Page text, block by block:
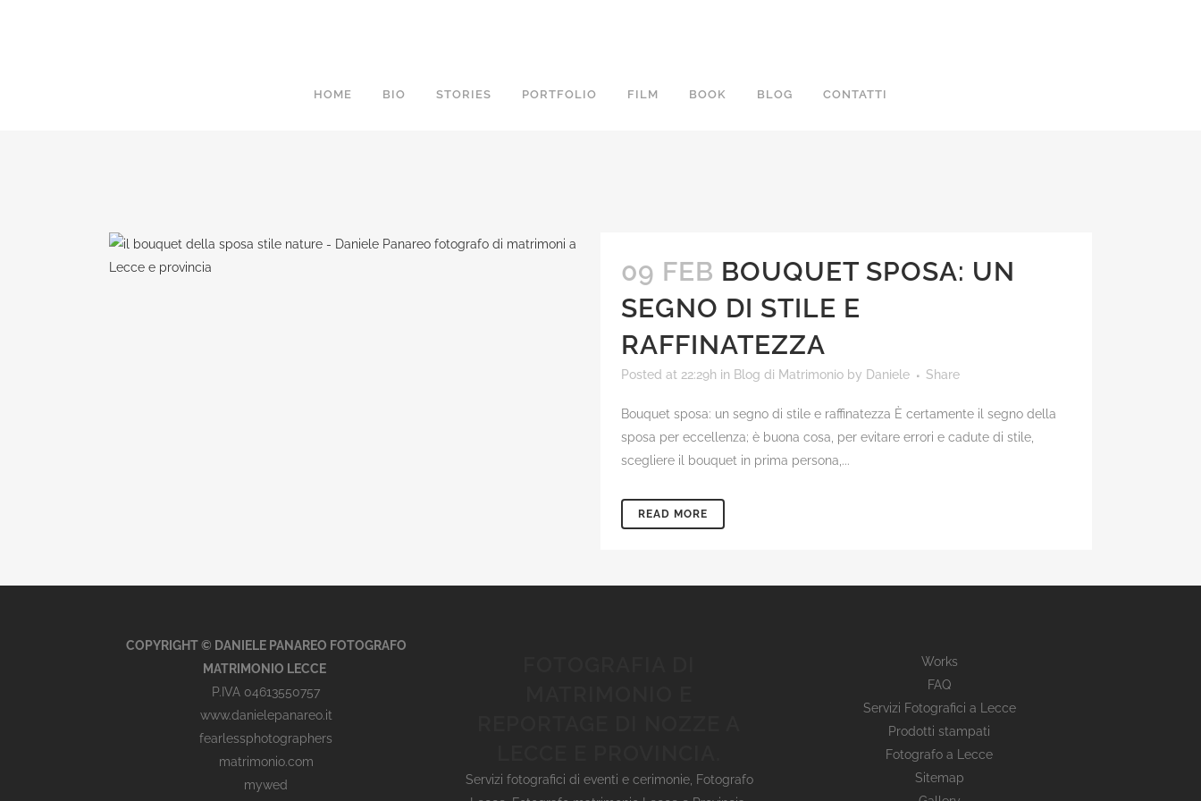
HOME BIO STORIES PORTFOLIO FILM BOOK BLOG CONTATTI
09 FEB BOUQUET SPOSA: UN
SEGNO DI STILE E
RAFFINATEZZA
Posted at 22:29h in Blog di Matrimonio by Daniele Share
Bouquet sposa: un segno di stile e raffinatezza È certamente il segno della
sposa per eccellenza; è buona cosa, per evitare errori e cadute di stile,
scegliere il bouquet in prima persona,...
READ MORE
COPYRIGHT © DANIELE PANAREO FOTOGRAFO
MATRIMONIO LECCE
P.IVA 04613550757
www.danielepanareo.it
fearlessphotographers
matrimonio.com
mywed
Servizi fotografici di eventi e cerimonie, Fotografo
Works
FAQ
Servizi Fotografici a Lecce
Prodotti stampati
Fotografo a Lecce
Sitemap